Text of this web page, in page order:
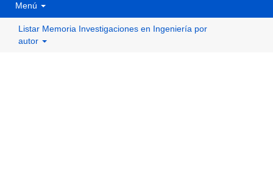
Menú
Listar Memoria Investigaciones en Ingeniería por
autor